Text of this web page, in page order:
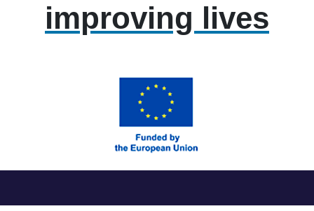
improving lives